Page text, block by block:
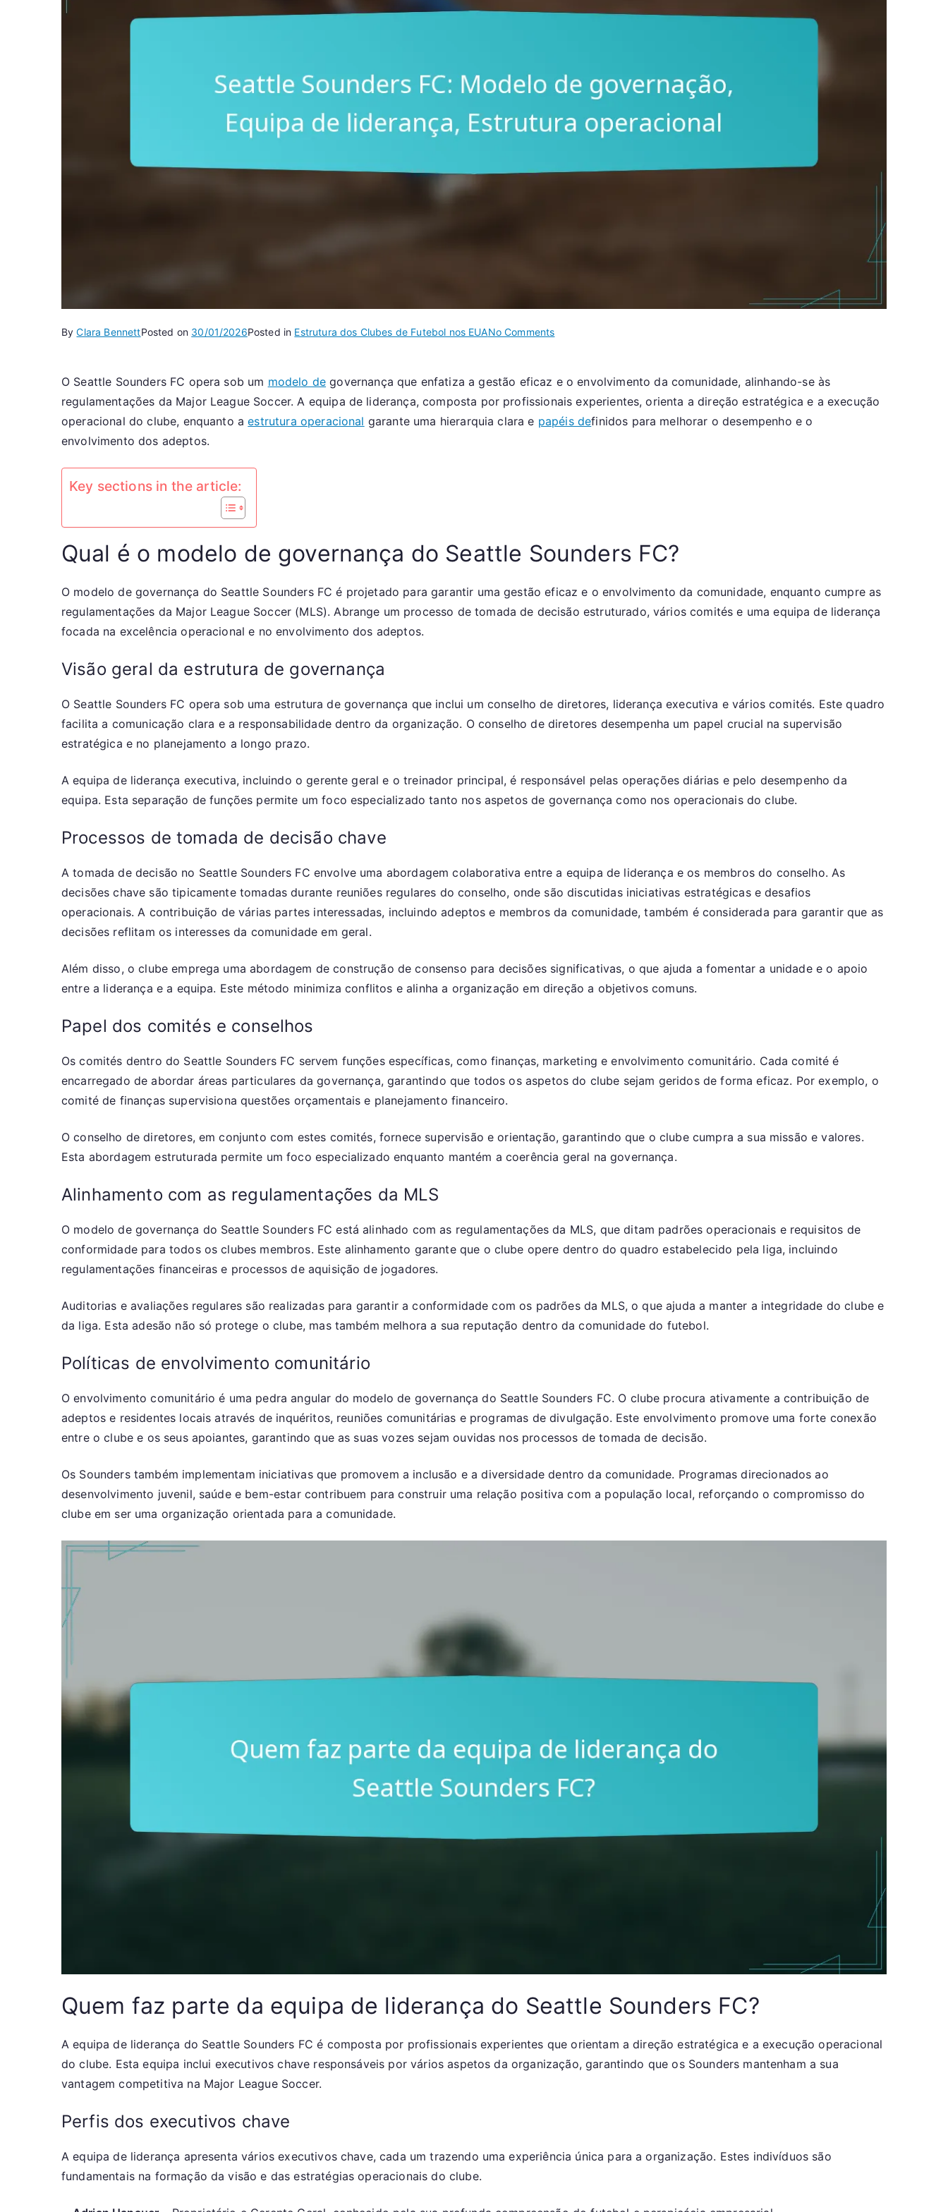
ByClara BennettPosted on 30/01/2026Posted in Estrutura dos Clubes de Futebol nos EUANo Commentson
FC:
Modelo
de
O Seattle Sounders FC opera sob um modelo de governança que enfatiza a gestão eficaz e o envolvimento da comunidade, alinhando-se às
regulamentações da Major League Soccer. A equipa de liderança, composta por profissionais experientes, orienta a direção estratégica e a execução
operacional do clube, enquanto aestrutura operacional garante uma hierarquia clara e papéis definidos para melhorar o desempenho e o
envolvimento dos adeptos.
Key sections in the article:
Qual é o modelo de governança do Seattle Sounders FC?
O modelo de governança do Seattle Sounders FC é projetado para garantir uma gestão eficaz e o envolvimento da comunidade, enquanto cumpre as
regulamentações da Major League Soccer (MLS). Abrange um processo de tomada de decisão estruturado, vários comités e uma equipa de liderança
focada na excelência operacional e no envolvimento dos adeptos.
Visão geral da estrutura de governança
O Seattle Sounders FC opera sob uma estrutura de governança que inclui um conselho de diretores, liderança executiva e vários comités. Este quadro
facilita a comunicação clara e a responsabilidade dentro da organização. O conselho de diretores desempenha um papel crucial na supervisão
estratégica e no planejamento a longo prazo.
A equipa de liderança executiva, incluindo o gerente geral e o treinador principal, é responsável pelas operações diárias e pelo desempenho da
equipa. Esta separação de funções permite um foco especializado tanto nos aspetos de governança como nos operacionais do clube.
Processos de tomada de decisão chave
A tomada de decisão no Seattle Sounders FC envolve uma abordagem colaborativa entre a equipa de liderança e os membros do conselho. As
decisões chave são tipicamente tomadas durante reuniões regulares do conselho, onde são discutidas iniciativas estratégicas e desafios
operacionais. A contribuição de várias partes interessadas, incluindo adeptos e membros da comunidade, também é considerada para garantir que as
decisões reflitam os interesses da comunidade em geral.
Além disso, o clube emprega uma abordagem de construção de consenso para decisões significativas, o que ajuda a fomentar a unidade e o apoio
entre a liderança e a equipa. Este método minimiza conflitos e alinha a organização em direção a objetivos comuns.
Papel dos comités e conselhos
Os comités dentro do Seattle Sounders FC servem funções específicas, como finanças, marketing e envolvimento comunitário. Cada comité é
encarregado de abordar áreas particulares da governança, garantindo que todos os aspetos do clube sejam geridos de forma eficaz. Por exemplo, o
comité de finanças supervisiona questões orçamentais e planejamento financeiro.
O conselho de diretores, em conjunto com estes comités, fornece supervisão e orientação, garantindo que o clube cumpra a sua missão e valores.
Esta abordagem estruturada permite um foco especializado enquanto mantém a coerência geral na governança.
Alinhamento com as regulamentações da MLS
O modelo de governança do Seattle Sounders FC está alinhado com as regulamentações da MLS, que ditam padrões operacionais e requisitos de
conformidade para todos os clubes membros. Este alinhamento garante que o clube opere dentro do quadro estabelecido pela liga, incluindo
regulamentações financeiras e processos de aquisição de jogadores.
Auditorias e avaliações regulares são realizadas para garantir a conformidade com os padrões da MLS, o que ajuda a manter a integridade do clube e
da liga. Esta adesão não só protege o clube, mas também melhora a sua reputação dentro da comunidade do futebol.
Políticas de envolvimento comunitário
O envolvimento comunitário é uma pedra angular do modelo de governança do Seattle Sounders FC. O clube procura ativamente a contribuição de
adeptos e residentes locais através de inquéritos, reuniões comunitárias e programas de divulgação. Este envolvimento promove uma forte conexão
entre o clube e os seus apoiantes, garantindo que as suas vozes sejam ouvidas nos processos de tomada de decisão.
Os Sounders também implementam iniciativas que promovem a inclusão e a diversidade dentro da comunidade. Programas direcionados ao
desenvolvimento juvenil, saúde e bem-estar contribuem para construir uma relação positiva com a população local, reforçando o compromisso do
clube em ser uma organização orientada para a comunidade.
Quem faz parte da equipa de liderança do Seattle Sounders FC?
A equipa de liderança do Seattle Sounders FC é composta por profissionais experientes que orientam a direção estratégica e a execução operacional
do clube. Esta equipa inclui executivos chave responsáveis por vários aspetos da organização, garantindo que os Sounders mantenham a sua
vantagem competitiva na Major League Soccer.
Perfis dos executivos chave
A equipa de liderança apresenta vários executivos chave, cada um trazendo uma experiência única para a organização. Estes indivíduos são
fundamentais na formação da visão e das estratégias operacionais do clube.